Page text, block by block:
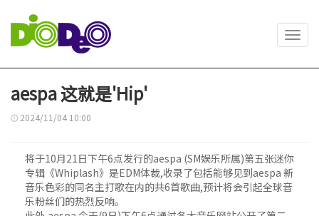
aespa 这就是'Hip'
2024/11/04 10:00
将于10月21日下午6点发行的aespa (SM娱乐所属)第五张迷你
专辑《Whiplash》是EDM体裁,收录了包括能够见到aespa 新
音乐色彩的同名主打歌在内的共6首歌曲,预计将会引起全球音
乐粉丝们的热烈反响。